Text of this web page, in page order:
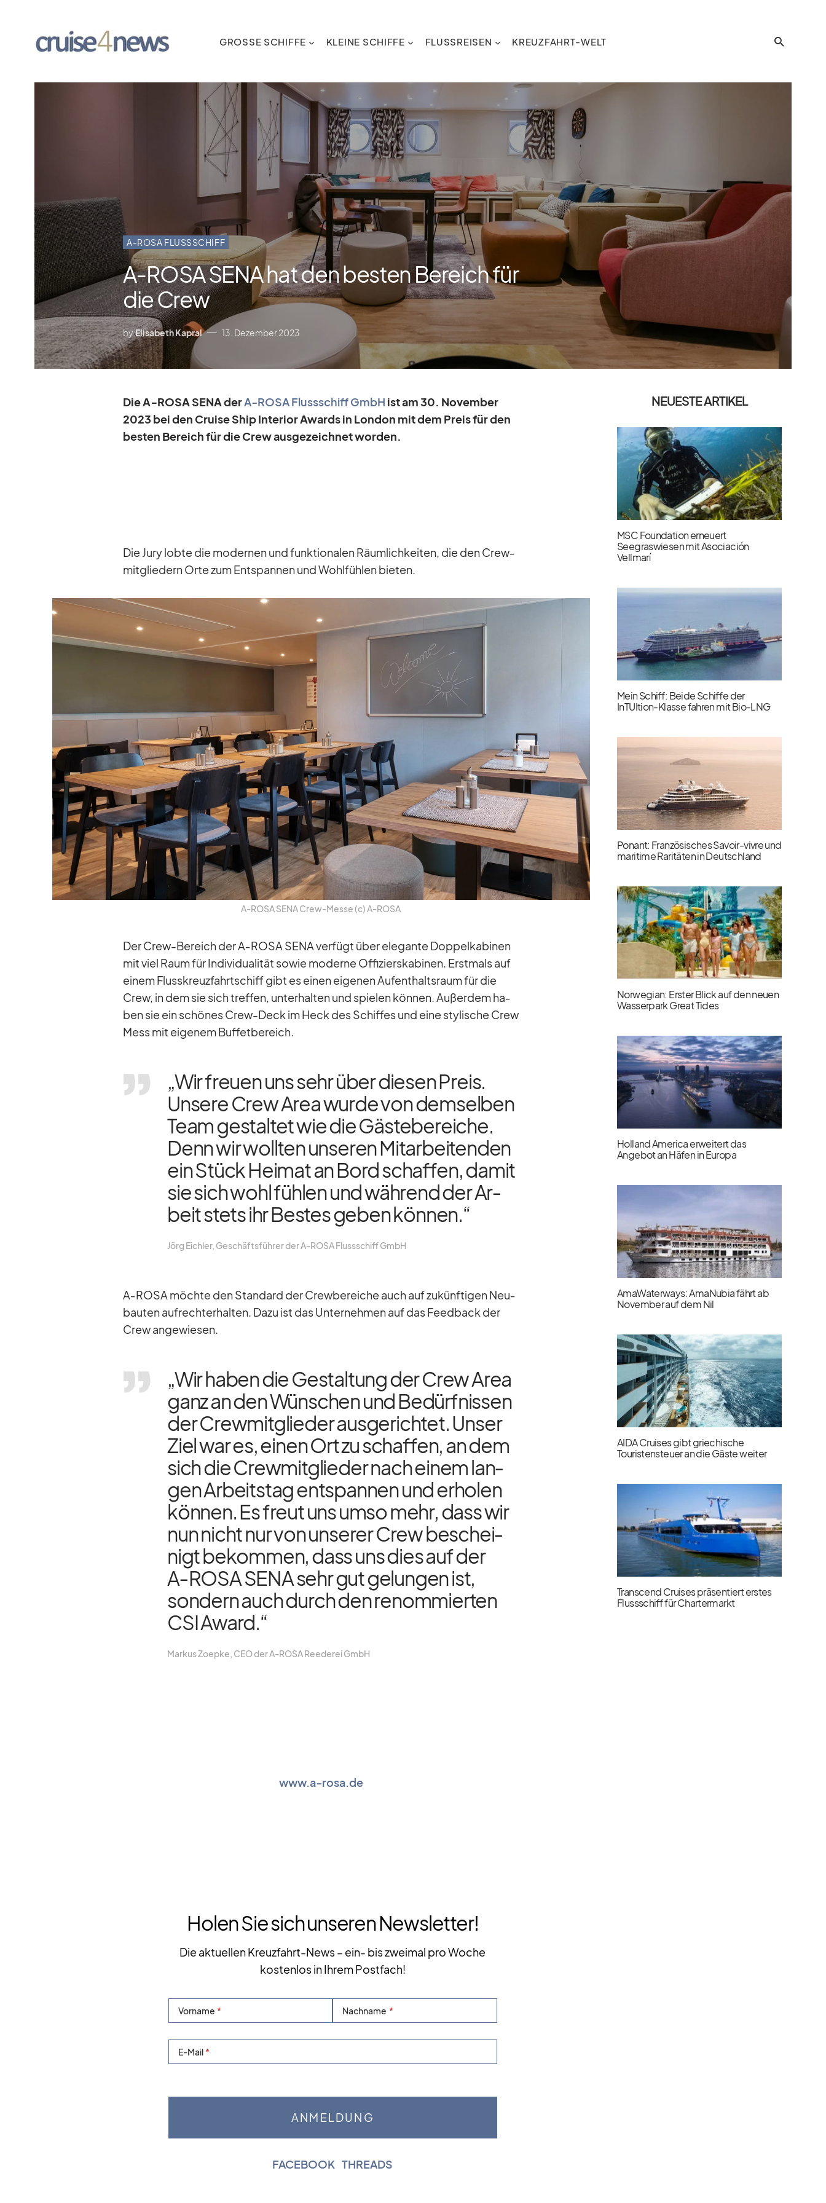
GROSSE SCHIFFE KLEINE SCHIFFE FLUSSREISEN KREUZFAHRT-WELT
A-ROSA FLUSSSCHIFF
A‑ROSA SENA hat den besten Bereich für
die Crew
byElisabeth Kapral 13. Dezember 2023
Die A‑ROSA SENA derA‑ROSA Fluss­schiff GmbH ist am 30. No­vem­ber
2023 bei den Cruise Ship In­te­rior Awards in Lon­don mit dem Preis für den
bes­ten Be­reich für die Crew aus­ge­zeich­net wor­den.
Die Jury lobte die mo­der­nen und funk­tio­na­len Räum­lich­kei­ten, die den Crew­
mit­glie­dern Orte zum Ent­span­nen und Wohl­füh­len bie­ten.
A‑ROSA SENA Crew-Messe (c) A‑ROSA
Der Crew-Be­reich der A‑ROSA SENA ver­fügt über ele­gante Dop­pel­ka­bi­nen
mit viel Raum für In­di­vi­dua­li­tät so­wie mo­derne Of­fi­ziers­ka­bi­nen. Erst­mals auf
ei­nem Fluss­kreuz­fahrt­schiff gibt es ei­nen ei­ge­nen Auf­ent­halts­raum für die
Crew, in dem sie sich tref­fen, un­ter­hal­ten und spie­len kön­nen. Au­ßer­dem ha­
ben sie ein schö­nes Crew-Deck im Heck des Schif­fes und eine sty­li­sche Crew
Mess mit ei­ge­nem Buf­fet­be­reich.
„Wir freuen uns sehr über die­sen Preis.
Un­sere Crew Area wurde von dem­sel­ben
Team ge­stal­tet wie die Gäs­te­be­rei­che.
Denn wir woll­ten un­se­ren Mit­ar­bei­ten­den
ein Stück Hei­mat an Bord schaf­fen, da­mit
sie sich wohl füh­len und wäh­rend der Ar­
beit stets ihr Bes­tes ge­ben kön­nen.“
Jörg Eich­ler, Ge­schäfts­füh­rer der A‑ROSA Fluss­schiff GmbH
A‑ROSA möchte den Stan­dard der Crew­be­rei­che auch auf zu­künf­ti­gen Neu­
bau­ten auf­recht­erhal­ten. Dazu ist das Un­ter­neh­men auf das Feed­back der
Crew an­ge­wie­sen.
„Wir ha­ben die Ge­stal­tung der Crew Area
ganz an den Wün­schen und Be­dürf­nis­sen
der Crew­mit­glie­der aus­ge­rich­tet. Un­ser
Ziel war es, ei­nen Ort zu schaf­fen, an dem
sich die Crew­mit­glie­der nach ei­nem lan­
gen Ar­beits­tag ent­span­nen und er­ho­len
kön­nen. Es freut uns umso mehr, dass wir
nun nicht nur von un­se­rer Crew be­schei­
nigt be­kom­men, dass uns dies auf der
A‑ROSA SENA sehr gut ge­lun­gen ist,
son­dern auch durch den re­nom­mier­ten
CSI Award.“
Mar­kus Zoepke, CEO der A‑ROSA Ree­de­rei GmbH
www.a‑rosa.de
Holen Sie sich unseren Newsletter!
Die aktuellen Kreuzfahrt-News – ein- bis zweimal pro Woche
kostenlos in Ihrem Postfach!
Vorname Nachname
E-Mail
FACEBOOK |THREADS
NEUESTE ARTIKEL
MSC Foundation erneuert
Seegraswiesen mit Asociación
Vellmarí
Mein Schiff: Beide Schiffe der
InTUItion-Klasse fahren mit Bio-LNG
Ponant: Französisches Savoir-vivre und
maritime Raritäten in Deutschland
Norwegian: Erster Blick auf den neuen
Wasserpark Great Tides
Holland America erweitert das
Angebot an Häfen in Europa
AmaWaterways: AmaNubia fährt ab
November auf dem Nil
AIDA Cruises gibt griechische
Touristensteuer an die Gäste weiter
Transcend Cruises präsentiert erstes
Flussschiff für Chartermarkt